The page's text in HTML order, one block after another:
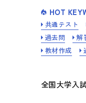
HOT
共通テスト
過去問
解
教材作成
全国大学入